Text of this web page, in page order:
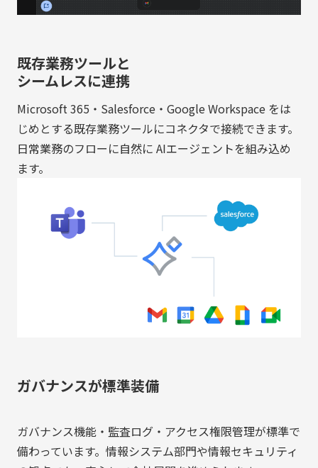
既存業務ツールと
シームレスに連携
Microsoft 365・Salesforce・Google Workspace をは
じめとする既存業務ツールにコネクタで接続できます。
日常業務のフローに自然に AIエージェントを組み込め
ます。
ガバナンスが標準装備
ガバナンス機能・監査ログ・アクセス権限管理が標準で
備わっています。情報システム部門や情報セキュリティ